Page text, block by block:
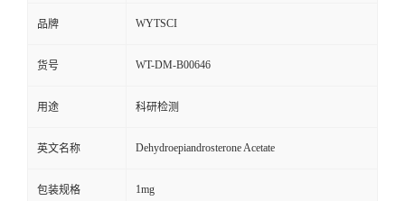
品牌 WYTSCI
货号 WT-DM-B00646
用途 科研检测
英文名称 Dehydroepiandrosterone Acetate
包装规格 1mg